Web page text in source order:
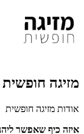
מזיגה חופשית
אודות מזיגה חופשית
איזה כיף שאפשר